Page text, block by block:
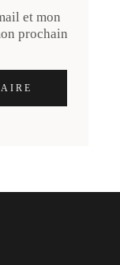
et mon
prochain